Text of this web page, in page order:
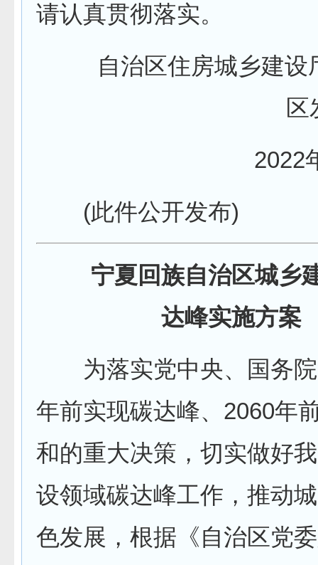
请认真贯彻落实。
自治区住房城乡建
区
2022年
(此件公开发布)
宁夏回族自治区城乡
达峰实施方案
为落实党中央、国务院
年前实现碳达峰、2060年
和的重大决策，切实做好
设领域碳达峰工作，推动
色发展，根据《自治区党